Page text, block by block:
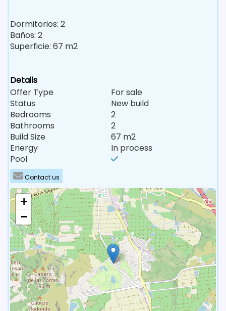
Dormitorios: 2
Baños: 2
Superficie: 67 m2
Details
Offer Type
For sale
Status
New build
Bedrooms
2
Bathrooms
2
Build Size
67 m2
Energy
In process
Pool
Contact us
+
−